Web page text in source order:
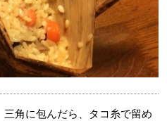
三角に包んだら、タコ糸で留め